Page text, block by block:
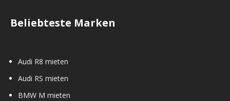
Beliebteste Marken
Audi R8 mieten
Audi RS mieten
BMW M mieten